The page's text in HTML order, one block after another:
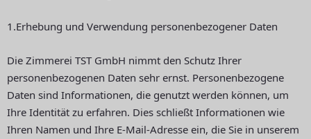
1.Erhebung und Verwendung personenbezogener Daten
Die Zimmerei TST GmbH nimmt den Schutz Ihrer
personenbezogenen Daten sehr ernst. Personenbezogene
Daten sind Informationen, die genutzt werden können, um
Ihre Identität zu erfahren. Dies schließt Informationen wie
Ihren Namen und Ihre E-Mail-Adresse ein, die Sie in unserem